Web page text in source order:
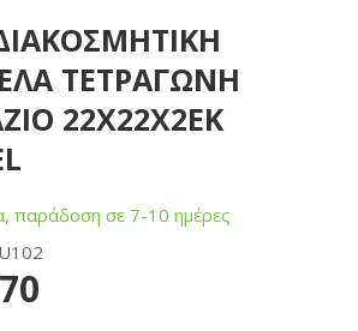
ΤΕΤΡΑΓΩΝΗ
22Χ22Χ2ΕΚ
παράδοση σε 7-10 ημέρες